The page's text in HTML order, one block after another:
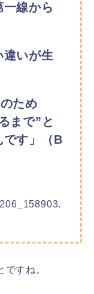
線から
いが生
ため
まで”と
です」（B
すね。